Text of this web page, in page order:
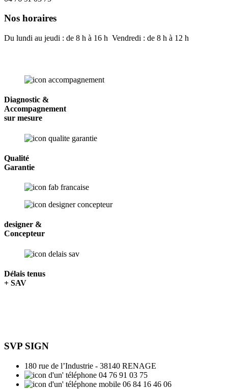
Nos horaires
Du lundi au jeudi : de 8 h à 16 h Vendredi : de 8 h à 12 h
Diagnostic &
Accompagnement
sur mesure
Qualité
Garantie
designer &
Concepteur
Délais tenus
+ SAV
SVP SIGN
180 rue de l’Industrie - 38140 RENAGE
04 76 91 03 75
06 84 16 46 06